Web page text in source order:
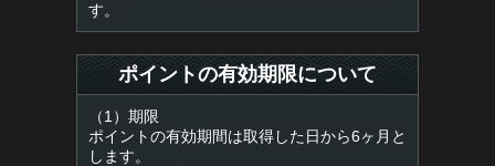
す。
ポイントの有効期限について
（1）期限
ポイントの有効期間は取得した日から6ヶ月と
します。